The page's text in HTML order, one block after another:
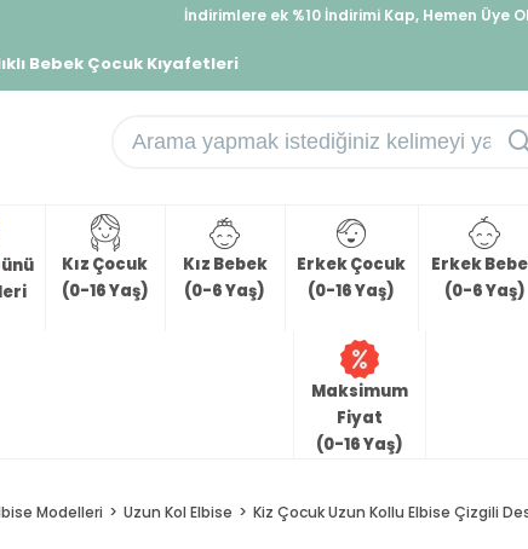
İndirimlere ek %10 İndirimi Kap, Hemen Üye
Bebek Çocuk Kıyafetleri
Kız Çocuk
(0-16 Yaş)
Kız Bebek
(0-6 Yaş)
Erkek Çocuk
(0-16 Yaş)
Erkek
(0-6 Yaş)
Maksimum
Fiyat
(0-16 Yaş)
Modelleri Uzun Kol Elbise Kiz Çocuk Uzun Kollu Elbise Çizgili